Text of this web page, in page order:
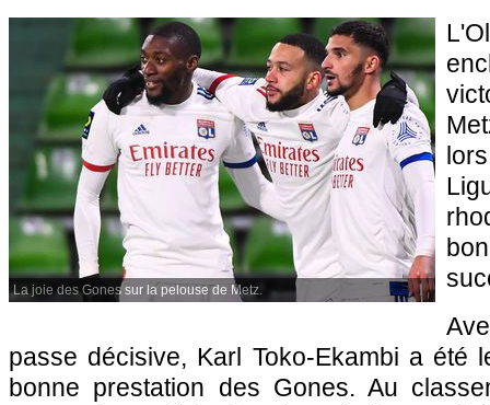
La joie des Gones sur la pelouse de Metz.
passe décisive, Karl Toko-Ekambi a été
bonne prestation des Gones. Au